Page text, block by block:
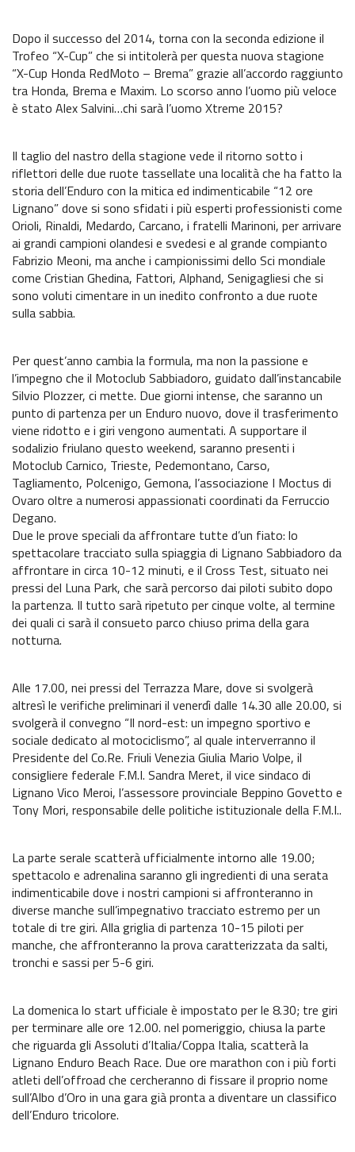
Archivio Stagioni Italiano Enduro
Informazioni e comunicati
Notizie sportive
Informazioni e comunicati
Notizie sportive
Recensioni e test
Informazioni e comunicati
Notizie sportive
Recensioni e test
Informazioni e comunicati
Notizie sportive
Recensioni e test
Informazioni e comunicati
Notizie sportive
Recensioni e test
Archivio News
Contatti
Dopo il successo del 2014, torna con la seconda edizione il
Trofeo “X-Cup” che si intitolerà per questa nuova stagione
“X-Cup Honda RedMoto – Brema” grazie all’accordo raggiunto
tra Honda, Brema e Maxim. Lo scorso anno l’uomo più veloce
è stato Alex Salvini…chi sarà l’uomo Xtreme 2015?
Il taglio del nastro della stagione vede il ritorno sotto i
riflettori delle due ruote tassellate una località che ha fatto la
storia dell’Enduro con la mitica ed indimenticabile “12 ore
Lignano” dove si sono sfidati i più esperti professionisti come
Orioli, Rinaldi, Medardo, Carcano, i fratelli Marinoni, per arrivare
ai grandi campioni olandesi e svedesi e al grande compianto
Fabrizio Meoni, ma anche i campionissimi dello Sci mondiale
come Cristian Ghedina, Fattori, Alphand, Senigagliesi che si
sono voluti cimentare in un inedito confronto a due ruote
sulla sabbia.
Per quest’anno cambia la formula, ma non la passione e
l’impegno che il Motoclub Sabbiadoro, guidato dall’instancabile
Silvio Plozzer, ci mette. Due giorni intense, che saranno un
punto di partenza per un Enduro nuovo, dove il trasferimento
viene ridotto e i giri vengono aumentati. A supportare il
sodalizio friulano questo weekend, saranno presenti i
Motoclub Carnico, Trieste, Pedemontano, Carso,
Tagliamento, Polcenigo, Gemona, l’associazione I Moctus di
Ovaro oltre a numerosi appassionati coordinati da Ferruccio
Degano.
Due le prove speciali da affrontare tutte d’un fiato: lo
spettacolare tracciato sulla spiaggia di Lignano Sabbiadoro da
affrontare in circa 10-12 minuti, e il Cross Test, situato nei
pressi del Luna Park, che sarà percorso dai piloti subito dopo
la partenza. Il tutto sarà ripetuto per cinque volte, al termine
dei quali ci sarà il consueto parco chiuso prima della gara
notturna.
Alle 17.00, nei pressi del Terrazza Mare, dove si svolgerà
altresì le verifiche preliminari il venerdì dalle 14.30 alle 20.00, si
svolgerà il convegno “Il nord-est: un impegno sportivo e
sociale dedicato al motociclismo”, al quale interverranno il
Presidente del Co.Re. Friuli Venezia Giulia Mario Volpe, il
consigliere federale F.M.I. Sandra Meret, il vice sindaco di
Lignano Vico Meroi, l’assessore provinciale Beppino Govetto e
Tony Mori, responsabile delle politiche istituzionale della F.M.I..
La parte serale scatterà ufficialmente intorno alle 19.00;
spettacolo e adrenalina saranno gli ingredienti di una serata
indimenticabile dove i nostri campioni si affronteranno in
diverse manche sull’impegnativo tracciato estremo per un
totale di tre giri. Alla griglia di partenza 10-15 piloti per
manche, che affronteranno la prova caratterizzata da salti,
tronchi e sassi per 5-6 giri.
La domenica lo start ufficiale è impostato per le 8.30; tre giri
per terminare alle ore 12.00. nel pomeriggio, chiusa la parte
che riguarda gli Assoluti d’Italia/Coppa Italia, scatterà la
Lignano Enduro Beach Race. Due ore marathon con i più forti
atleti dell’offroad che cercheranno di fissare il proprio nome
sull’Albo d’Oro in una gara già pronta a diventare un classifico
dell’Enduro tricolore.